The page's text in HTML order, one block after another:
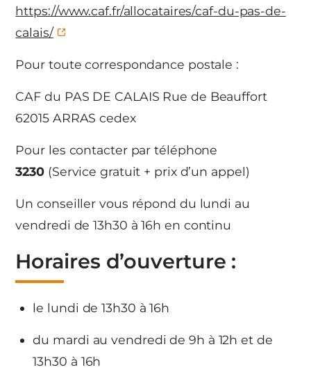
https://www.caf.fr/allocataires/caf-du-pas-de-
calais/
Pour toute correspondance postale :
CAF du PAS DE CALAIS Rue de Beauffort
62015 ARRAS cedex
Pour les contacter par téléphone
3230 (Service gratuit + prix d’un appel)
Un conseiller vous répond du lundi au
vendredi de 13h30 à 16h en continu
Horaires d’ouverture :
le lundi de 13h30 à 16h
du mardi au vendredi de 9h à 12h et de
13h30 à 16h